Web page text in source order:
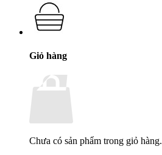
Giỏ hàng
Chưa có sản phẩm trong giỏ hàng.